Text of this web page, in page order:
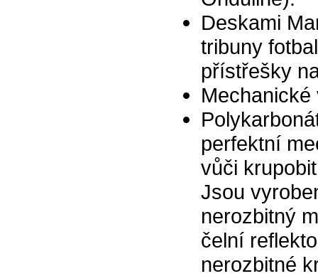
Deskami
tribuny
přístřešky
Mechanické
perfektní
vůči
Jsou
nerozbitný
čelní
nerozbitné